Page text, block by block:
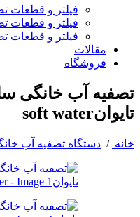
فیلتر و قطعات
فیلتر و قطعات
فیلتر و قطعات
مقالات
فروشگاه
تصفیه آب خانگی
تایوانsoft water
خانه / دستگاه تصفیه آب